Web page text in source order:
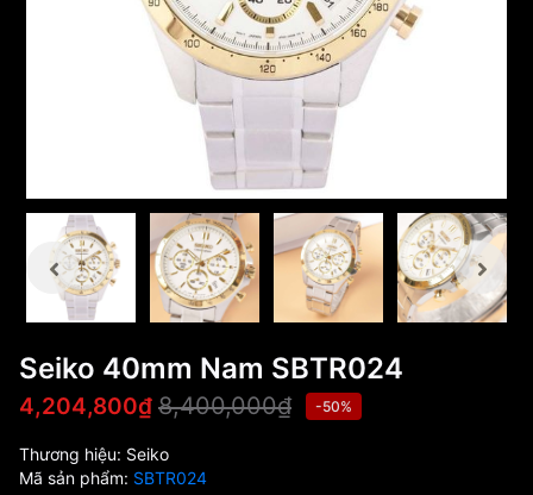
Seiko 40mm Nam SBTR024
4,204,800₫ 8,400,000₫ -50%
Thương hiệu: Seiko
Mã sản phẩm: SBTR024